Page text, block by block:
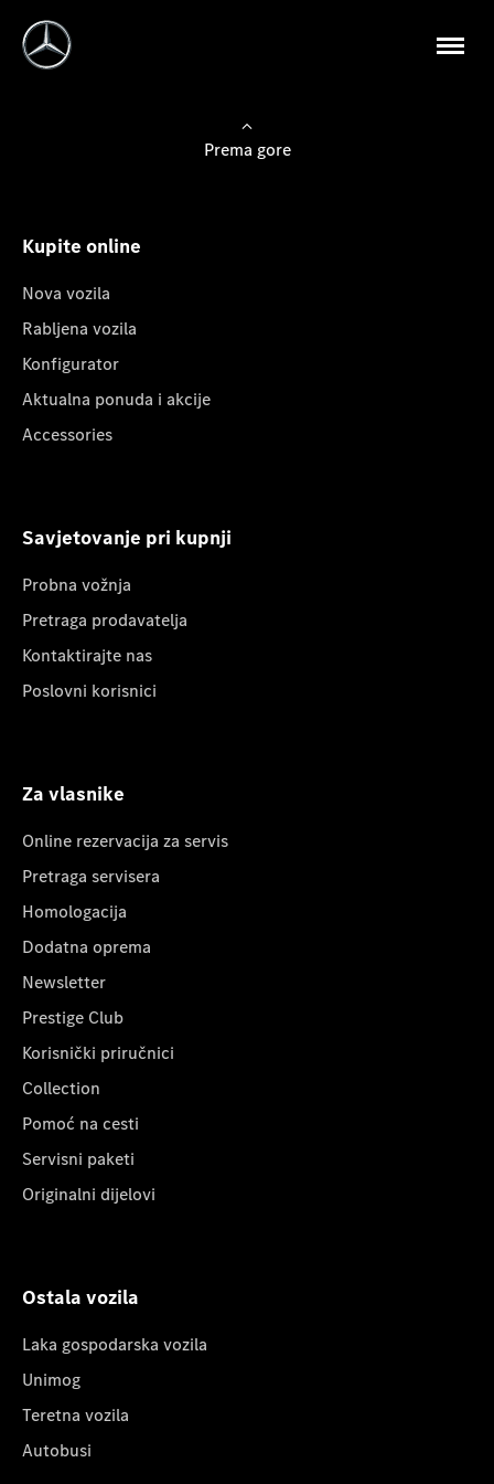
Prema gore
Kupite online
Nova vozila
Rabljena vozila
Konfigurator
Aktualna ponuda i akcije
Accessories
Savjetovanje pri kupnji
Probna vožnja
Pretraga prodavatelja
Kontaktirajte nas
Poslovni korisnici
Za vlasnike
Online rezervacija za servis
Pretraga servisera
Homologacija
Dodatna oprema
Newsletter
Prestige Club
Korisnički priručnici
Collection
Pomoć na cesti
Servisni paketi
Originalni dijelovi
Ostala vozila
Laka gospodarska vozila
Unimog
Teretna vozila
Autobusi